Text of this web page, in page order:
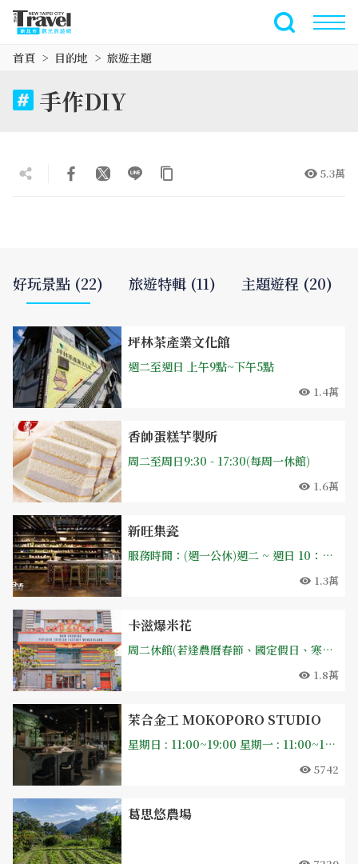
全文檢索
首頁 目的地 旅遊主題
手作DIY
5.3萬
好玩景點 (22) 旅遊特輯 (11) 主題遊程 (20)
坪林茶產業文化館
週二至週日 上午9點~下午5點
1.4萬
香帥蛋糕芋製所
周二至周日9:30 - 17:30(每周一休館)
1.6萬
新旺集瓷
服務時間：(週一公休)週二 ~ 週日 10：00 - 18：00 *如預參加手作體驗請先致電預約
1.3萬
卡滋爆米花
周二休館(若逢農曆春節、國定假日、寒暑假，則正常營業) 伴手禮店營業時間：平日周二到周五: 10:30~17:30；例假日及國定假日: 10:30~17:30 觀光工廠參觀時間：平日周二到周五: 11:00, 13:00, 14:00, 15:00, 16:00；例假日及國定假日: 10:30, 11:00, 13:00, 13:30, 14:00, 14:30, 15:00, 15:30,16:00, 16:30
1.8萬
茉合金工 MOKOPORO STUDIO
星期日 : 11:00~19:00 星期一 : 11:00~19:00 星期二 : 11:00~19:00 星期三 : 公休 星期四 : 11:00~19:00 星期五 : 11:00~19:00 星期六 : 公休
5742
葛思悠農場